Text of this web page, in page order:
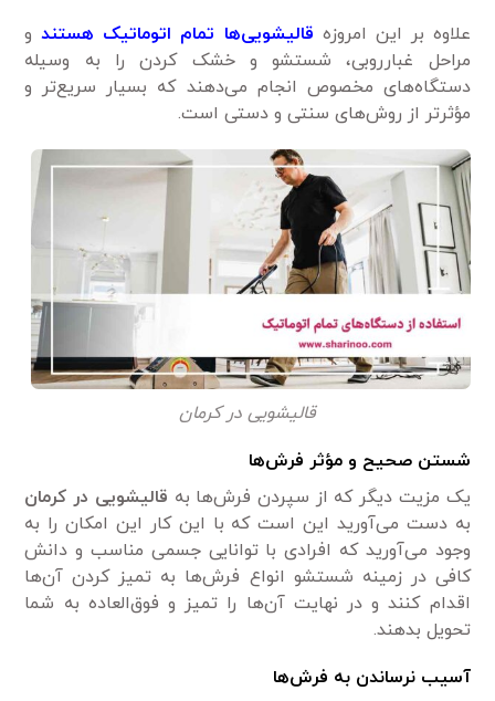
علاوه بر این امروزه قالیشویی‌ها تمام اتوماتیک هستندو
مراحل غبارروبی، شستشو و خشک کردن را به وسیله
دستگاه‌های مخصوص انجام می‌دهند که بسیار سریع‌تر و
مؤثرتر از روش‌های سنتی و دستی است.
قالیشویی در کرمان
شستن صحیح و مؤثر فرش‌ها
یک مزیت دیگر که از سپردن فرش‌ها به قالیشویی در کرمان
به دست می‌آورید این است که با این کار این امکان را به
وجود می‌آورید که افرادی با توانایی جسمی مناسب و دانش
کافی در زمینه شستشو انواع فرش‌ها به تمیز کردن آن‌ها
اقدام کنند و در نهایت آن‌ها را تمیز و فوق‌العاده به شما
تحویل بدهند.
آسیب نرساندن به فرش‌ها